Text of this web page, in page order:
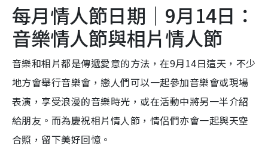
每月情人節日期｜9月14日：
音樂情人節與相片情人節
音樂和相片都是傳遞愛意的方法，在9月14日這天，不少
地方會舉行音樂會，戀人們可以一起參加音樂會或現場
表演，享受浪漫的音樂時光，或在活動中將另一半介紹
給朋友。而為慶祝相片情人節，情侶們亦會一起與天空
合照，留下美好回憶。